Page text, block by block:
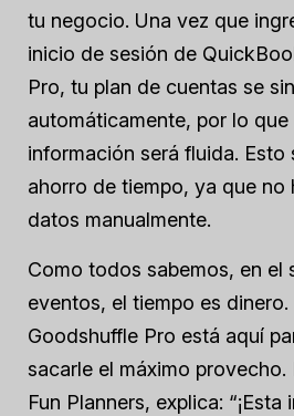
tu negocio. Una vez que
inicio de sesión de
Pro, tu plan de cuentas se
automáticamente, por lo
información será fluida. Esto
ahorro de tiempo, ya que no
datos manualmente.
Como todos sabemos, en el
eventos, el tiempo es
Goodshuffle Pro está aquí
sacarle el máximo provecho.
Fun Planners, explica: